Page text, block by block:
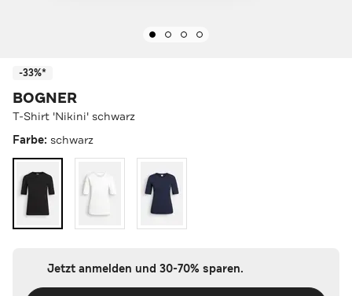
-33%*
BOGNER
T-Shirt 'Nikini' schwarz
Farbe: schwarz
Jetzt anmelden und 30-70% sparen.